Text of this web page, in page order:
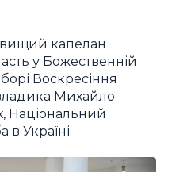
капелан
у Божественній
Воскресіння
Михайло
Національний
Україні.